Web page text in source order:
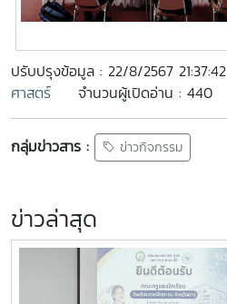
ปรับปรุงข้อมูล : 22/8/2567 21:37:42
ศาสตร์
จำนวนผู้เปิดอ่าน : 440
กลุ่มข่าวสาร : ข่าวกิจกรรม
ข่าวล่าสุด